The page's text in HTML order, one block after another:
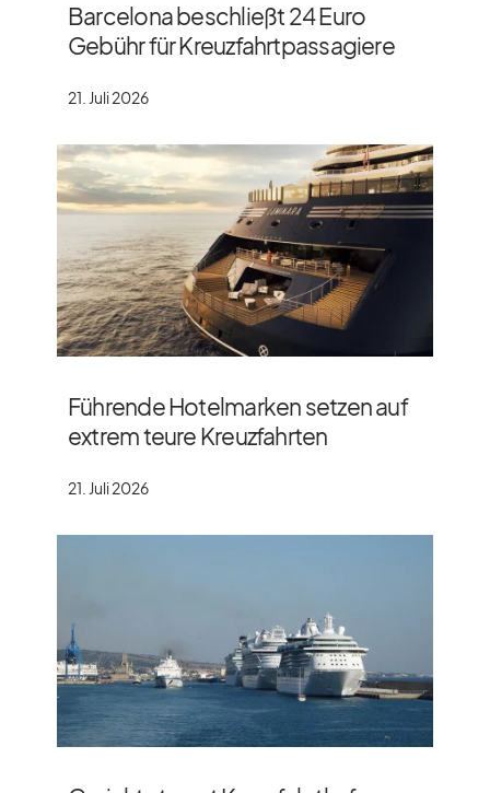
Barcelona beschließt 24 Euro
Gebühr für Kreuzfahrtpassagiere
21. Juli 2026
Führende Hotelmarken setzen auf
extrem teure Kreuzfahrten
21. Juli 2026